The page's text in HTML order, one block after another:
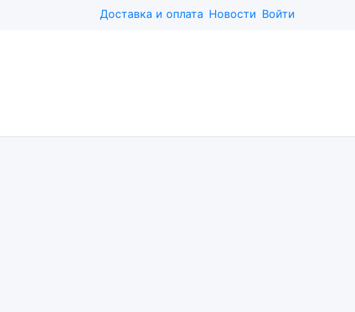
Доставка и оплата Новости Войти